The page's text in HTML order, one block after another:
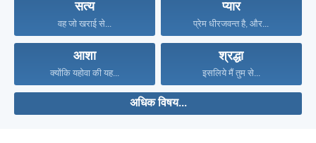
सत्य
वह जो खराई से...
प्यार
प्रेम धीरजवन्त है, और...
आशा
क्योंकि यहोवा की यह...
श्रद्धा
इसलिये मैं तुम से...
अधिक विषय...